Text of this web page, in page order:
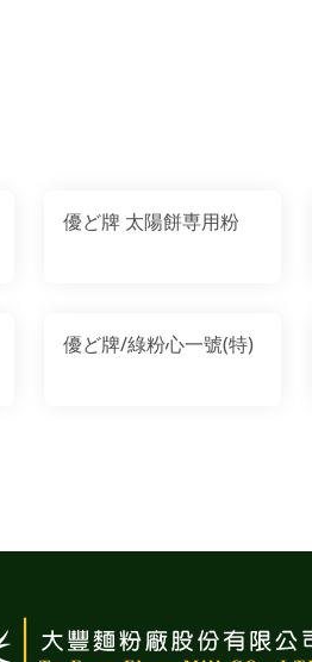
優ど牌 太陽餅専用粉
優ど牌/綠粉心一號(特)